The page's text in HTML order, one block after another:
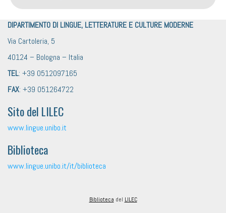
DIPARTIMENTO DI LINGUE, LETTERATURE E CULTURE MODERNE
Via Cartoleria, 5
40124 – Bologna – Italia
TEL: +39 0512097165
FAX: +39 051264722
Sito del LILEC
www.lingue.unibo.it
Biblioteca
www.lingue.unibo.it/it/biblioteca
Biblioteca del LILEC